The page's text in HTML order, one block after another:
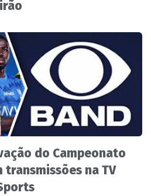
do Campeonato
na TV